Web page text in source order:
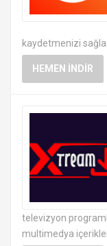
kaydetmenizi
HEMEN İNDIR
televizyon
multimedya